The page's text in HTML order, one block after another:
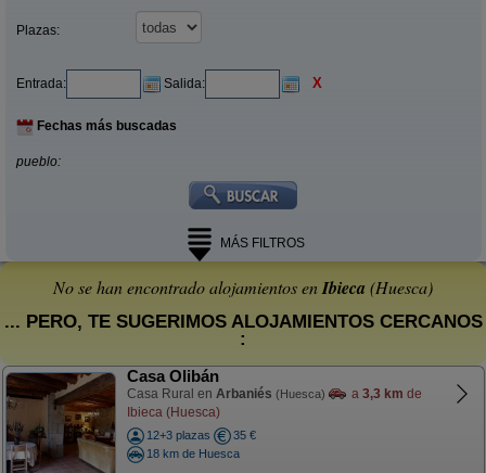
Plazas:
Entrada: Salida: X
Fechas más buscadas
pueblo:
MÁS FILTROS
No se han encontrado alojamientos enIbieca (Huesca)
... PERO, TE SUGERIMOS ALOJAMIENTOS CERCANOS
:
Casa Olibán
Casa Rural en Arbaniés (Huesca) a 3,3 km de
Ibieca (Huesca)
12+3 plazas
35 €
18 km de Huesca